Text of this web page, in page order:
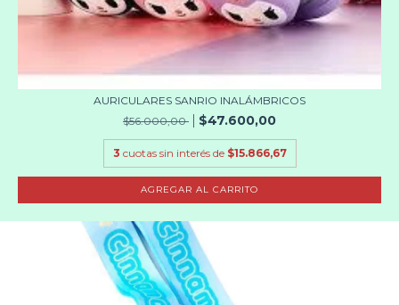
AURICULARES SANRIO INALÁMBRICOS
$56.000,00
$47.600,00
3 cuotas sin interés de $15.866,67
AGREGAR AL CARRITO